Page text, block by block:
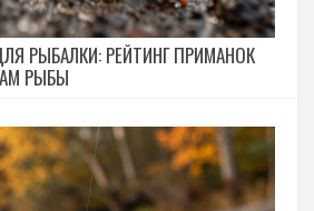
РЫБАЛКИ: РЕЙТИНГ ПРИМАНОК
РЫБЫ